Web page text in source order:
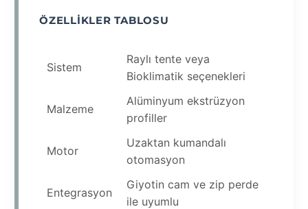
ÖZELLIKLER TABLOSU
Sistem
Raylı tente veya
Bioklimatik seçenekleri
Malzeme
Alüminyum ekstrüzyon
profiller
Motor
Uzaktan kumandalı
otomasyon
Entegrasyon
Giyotin cam ve zip perde
ile uyumlu